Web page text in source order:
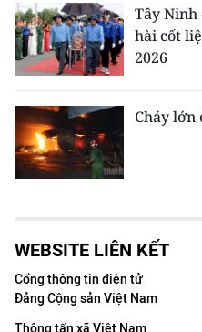
Tây Ninh
hài cốt
2026
Cháy lớn
WEBSITE LIÊN KẾT
Cổng thông tin điện tử
Đảng Cộng sản Việt Nam
Thông tấn xã Việt Nam